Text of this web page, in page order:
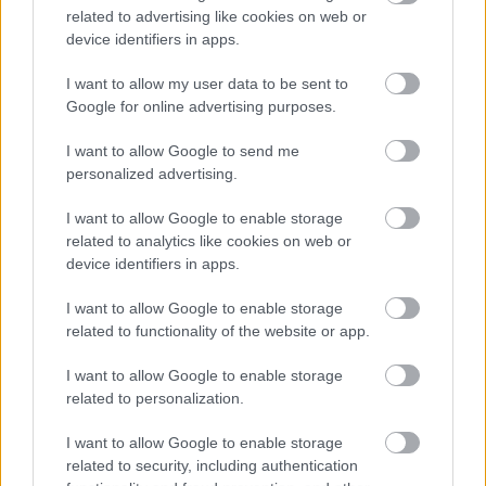
related to advertising like cookies on web or
device identifiers in apps.
I want to allow my user data to be sent to
Google for online advertising purposes.
I want to allow Google to send me
personalized advertising.
I want to allow Google to enable storage
related to analytics like cookies on web or
device identifiers in apps.
I want to allow Google to enable storage
related to functionality of the website or app.
I want to allow Google to enable storage
related to personalization.
I want to allow Google to enable storage
related to security, including authentication
Ecclestone-nal együtt nagyra tartja a világbajnoki összetettet
vezető Kimi Antonelli higgadtságát és sebességét, míg Max
méltatta: „Ahogy Max kétszer is kifékezte Hamiltont azon a
szűk pályán, az a 2026-os szezon egyik csúcspontja volt.”
Gellérfi Gergő